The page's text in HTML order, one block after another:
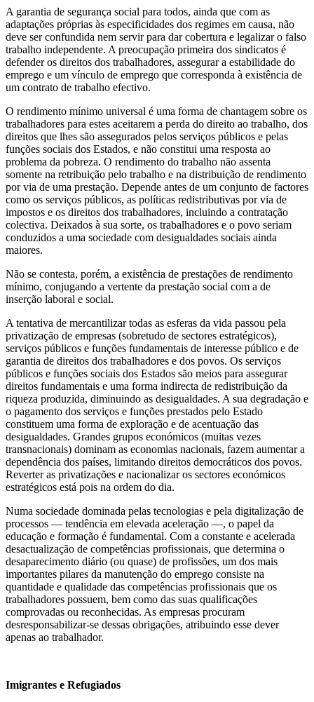
A garantia de segurança social para todos, ainda que com as
adaptações próprias às especificidades dos regimes em causa, não
deve ser confundida nem servir para dar cobertura e legalizar o falso
trabalho independente. A preocupação primeira dos sindicatos é
defender os direitos dos trabalhadores, assegurar a estabilidade do
emprego e um vínculo de emprego que corresponda à existência de
um contrato de trabalho efectivo.
O rendimento mínimo universal é uma forma de chantagem sobre os
trabalhadores para estes aceitarem a perda do direito ao trabalho, dos
direitos que lhes são assegurados pelos serviços públicos e pelas
funções sociais dos Estados, e não constitui uma resposta ao
problema da pobreza. O rendimento do trabalho não assenta
somente na retribuição pelo trabalho e na distribuição de rendimento
por via de uma prestação. Depende antes de um conjunto de factores
como os serviços públicos, as políticas redistributivas por via de
impostos e os direitos dos trabalhadores, incluindo a contratação
colectiva. Deixados à sua sorte, os trabalhadores e o povo seriam
conduzidos a uma sociedade com desigualdades sociais ainda
maiores.
Não se contesta, porém, a existência de prestações de rendimento
mínimo, conjugando a vertente da prestação social com a de
inserção laboral e social.
A tentativa de mercantilizar todas as esferas da vida passou pela
privatização de empresas (sobretudo de sectores estratégicos),
serviços públicos e funções fundamentais de interesse público e de
garantia de direitos dos trabalhadores e dos povos. Os serviços
públicos e funções sociais dos Estados são meios para assegurar
direitos fundamentais e uma forma indirecta de redistribuição da
riqueza produzida, diminuindo as desigualdades. A sua degradação e
o pagamento dos serviços e funções prestados pelo Estado
constituem uma forma de exploração e de acentuação das
desigualdades. Grandes grupos económicos (muitas vezes
transnacionais) dominam as economias nacionais, fazem aumentar a
dependência dos países, limitando direitos democráticos dos povos.
Reverter as privatizações e nacionalizar os sectores económicos
estratégicos está pois na ordem do dia.
Numa sociedade dominada pelas tecnologias e pela digitalização de
processos — tendência em elevada aceleração —, o papel da
educação e formação é fundamental. Com a constante e acelerada
desactualização de competências profissionais, que determina o
desaparecimento diário (ou quase) de profissões, um dos mais
importantes pilares da manutenção do emprego consiste na
quantidade e qualidade das competências profissionais que os
trabalhadores possuem, bem como das suas qualificações
comprovadas ou reconhecidas. As empresas procuram
desresponsabilizar-se dessas obrigações, atribuindo esse dever
apenas ao trabalhador.
Imigrantes e Refugiados